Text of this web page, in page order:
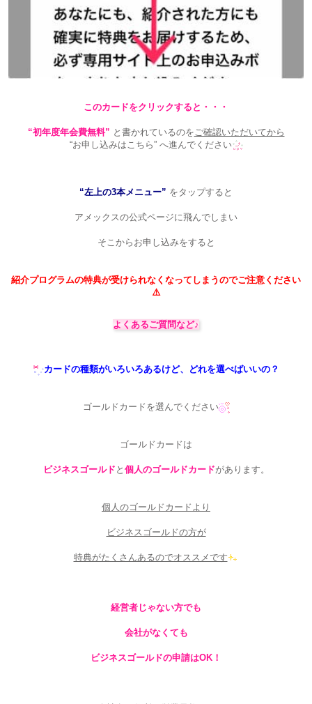
このカードをクリックすると・・・
“初年度年会費無料” と書かれているのをご確認いただいてから
“お申し込みはこちら” へ進んでください
“左上の3本メニュー” をタップすると
アメックスの公式ページに飛んでしまい
そこからお申し込みをすると
紹介プログラムの特典が受けられなくなってしまうのでご注意ください
⚠️
よくあるご質問など♪
カードの種類がいろいろあるけど、どれを選べばいいの？
ゴールドカードを選んでください
ゴールドカードは
ビジネスゴールド と 個人のゴールドカードがあります。
個人のゴールドカードより
ビジネスゴールドの方が
特典がたくさんあるのでオススメです
経営者じゃない方でも
会社がなくても
ビジネスゴールドの申請はOK！